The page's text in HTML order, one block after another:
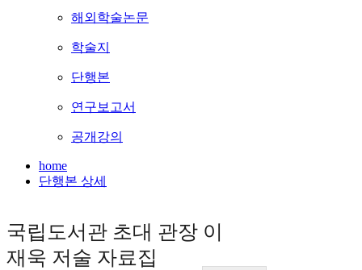
해외학술논문
학술지
단행본
연구보고서
공개강의
home
단행본 상세
국립도서관 초대 관장 이
재욱 저술 자료집